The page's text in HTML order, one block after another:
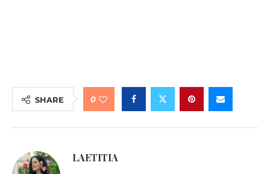
SHARE 0
LAETITIA